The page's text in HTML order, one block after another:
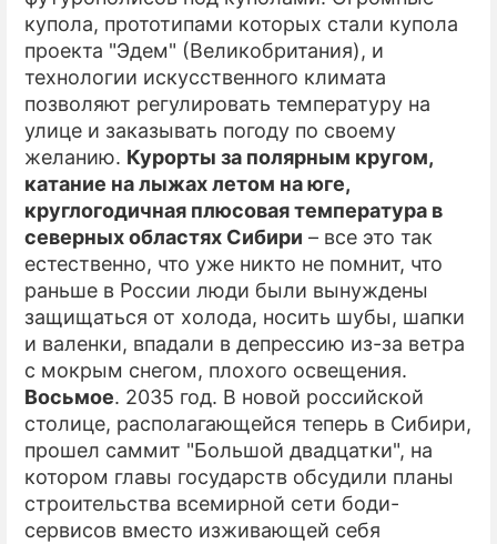
купола, прототипами которых стали купола
проекта "Эдем" (Великобритания), и
технологии искусственного климата
позволяют регулировать температуру на
улице и заказывать погоду по своему
желанию. Курорты за полярным кругом,
катание на лыжах летом на юге,
круглогодичная плюсовая температура в
северных областях Сибири – все это так
естественно, что уже никто не помнит, что
раньше в России люди были вынуждены
защищаться от холода, носить шубы, шапки
и валенки, впадали в депрессию из-за ветра
с мокрым снегом, плохого освещения.
Восьмое. 2035 год. В новой российской
столице, располагающейся теперь в Сибири,
прошел саммит "Большой двадцатки", на
котором главы государств обсудили планы
строительства всемирной сети боди-
сервисов вместо изживающей себя